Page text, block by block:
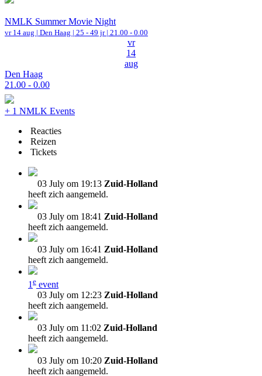
NMLK Summer Movie Night
vr 14 aug | Den Haag | 25 - 49 jr | 21.00 - 0.00
vr
14
aug
Den Haag
21.00 - 0.00
+ 1 NMLK Events
Reacties
Reizen
Tickets
03 July om 19:13 Zuid-Holland
heeft zich aangemeld.
03 July om 18:41 Zuid-Holland
heeft zich aangemeld.
03 July om 16:41 Zuid-Holland
heeft zich aangemeld.
1 e event
03 July om 12:23 Zuid-Holland
heeft zich aangemeld.
03 July om 11:02 Zuid-Holland
heeft zich aangemeld.
03 July om 10:20 Zuid-Holland
heeft zich aangemeld.